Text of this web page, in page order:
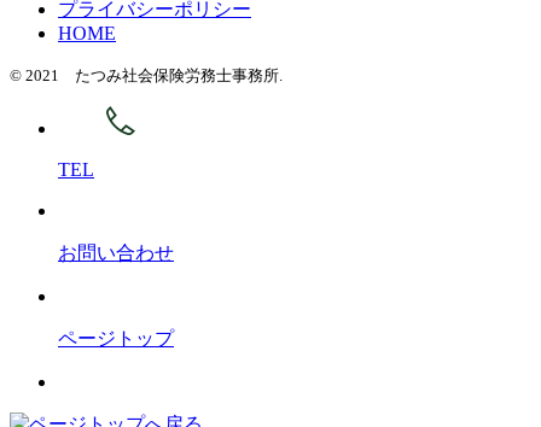
プライバシーポリシー
HOME
© 2021 たつみ社会保険労務士事務所.
TEL
お問い合わせ
ページトップ